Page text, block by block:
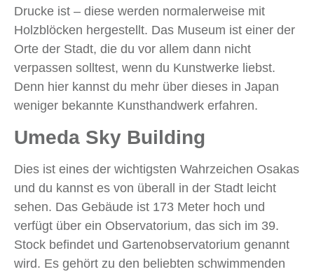
Drucke ist – diese werden normalerweise mit
Holzblöcken hergestellt. Das Museum ist einer der
Orte der Stadt, die du vor allem dann nicht
verpassen solltest, wenn du Kunstwerke liebst.
Denn hier kannst du mehr über dieses in Japan
weniger bekannte Kunsthandwerk erfahren.
Umeda Sky Building
Dies ist eines der wichtigsten Wahrzeichen Osakas
und du kannst es von überall in der Stadt leicht
sehen. Das Gebäude ist 173 Meter hoch und
verfügt über ein Observatorium, das sich im 39.
Stock befindet und Gartenobservatorium genannt
wird. Es gehört zu den beliebten schwimmenden